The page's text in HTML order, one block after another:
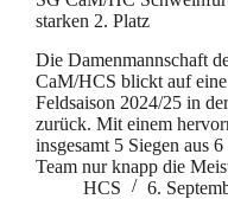
starken 2. Platz
Die Damenmannschaft
CaM/HCS blickt auf
Feldsaison 2024/25 in
zurück. Mit einem
insgesamt 5 Siegen aus
Team nur knapp die
HCS
6.